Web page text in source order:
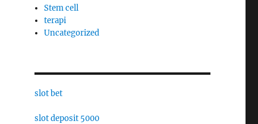
Stem cell
terapi
Uncategorized
slot bet
slot deposit 5000